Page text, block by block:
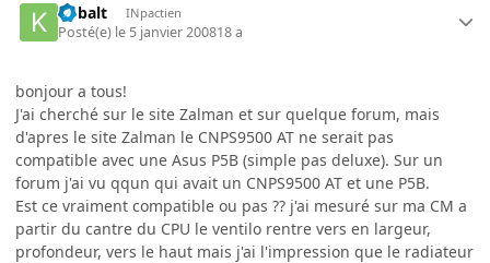
kobalt INpactien
Posté(e) le 5 janvier 200818 a
bonjour a tous!
J'ai cherché sur le site Zalman et sur quelque forum, mais
d'apres le site Zalman le CNPS9500 AT ne serait pas
compatible avec une Asus P5B (simple pas deluxe). Sur un
forum j'ai vu qqun qui avait un CNPS9500 AT et une P5B.
Est ce vraiment compatible ou pas ?? j'ai mesuré sur ma CM a
partir du cantre du CPU le ventilo rentre vers en largeur,
profondeur, vers le haut mais j'ai l'impression que le radiateur